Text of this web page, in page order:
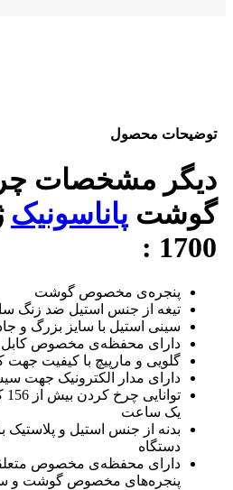
توضیحات محصول
دیگر مشخصات
گوشت پاناسونیک
1700 :
پنجره‌ی مخصوص گوشت
تیغه از جنس استیل ضد زنگ
سینی استیل با سایز بزرگ و
دارای محفظه‌ی مخصوص کابل
گلویی و مارپیچ با کیفیت جهت
دارای مدار الکترونیک جهت
یک ساعت
بدنه از جنس استیل و پلاستیک
دستگاه
دارای محفظه‌ی مخصوص
پنجره‌های مخصوص گوشت و